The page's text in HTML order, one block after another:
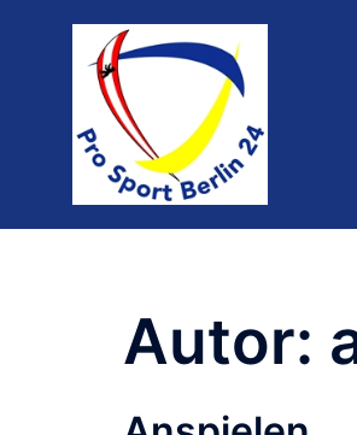
Autor: